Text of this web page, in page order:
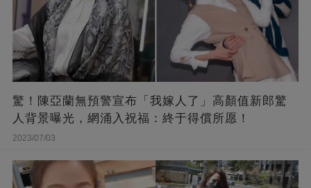
驚！陳亞蘭無預警宣布「我嫁人了」高顏值新郎驚
人背景曝光，網涌入祝福：終于得償所愿！
2023/07/03